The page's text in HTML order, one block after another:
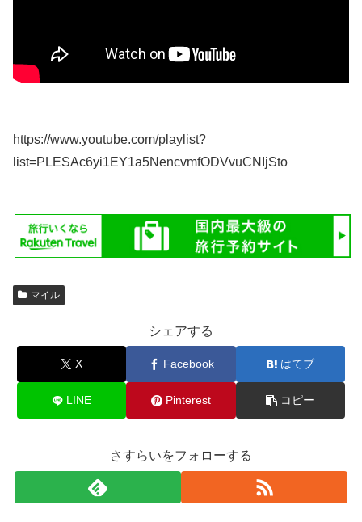
https://www.youtube.com/playlist?
list=PLESAc6yi1EY1a5NencvmfODVvuCNIjSto
マイル
シェアする
X Facebook はてブ
LINE Pinterest コピー
さすらいをフォローする